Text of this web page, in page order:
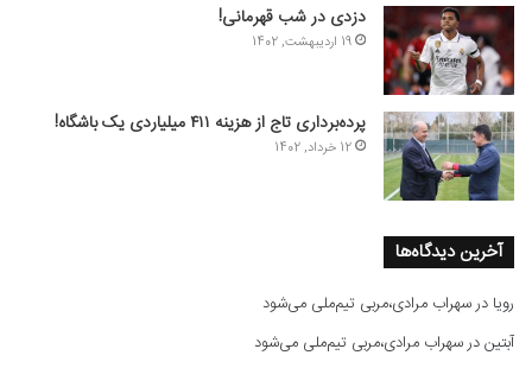
دزدی در شب قهرمانی!
19 اردیبهشت, 1402
پرده‌برداری تاج از هزینه ۴۱۱ میلیاردی یک باشگاه!
12 خرداد, 1402
آخرین دیدگاه‌ها
رویا درسهراب مرادی،مربی تیم‌ملی می‌شود
آبتیندرسهراب مرادی،مربی تیم‌ملی می‌شود